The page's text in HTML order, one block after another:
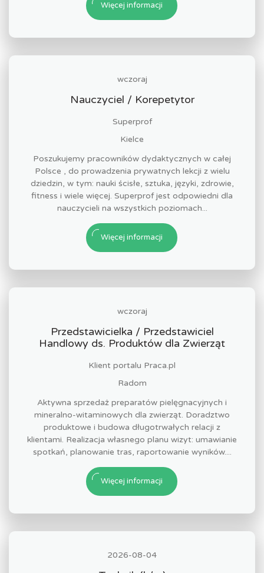
Więcej informacji
wczoraj
Nauczyciel / Korepetytor
Superprof
Kielce
Poszukujemy pracowników dydaktycznych w całej
Polsce , do prowadzenia prywatnych lekcji z wielu
dziedzin, w tym: nauki ścisłe, sztuka, języki, zdrowie,
fitness i wiele więcej. Superprof jest odpowiedni dla
nauczycieli na wszystkich poziomach...
Więcej informacji
wczoraj
Przedstawicielka / Przedstawiciel
Handlowy ds. Produktów dla Zwierząt
Klient portalu Praca.pl
Radom
Aktywna sprzedaż preparatów pielęgnacyjnych i
mineralno-witaminowych dla zwierząt. Doradztwo
produktowe i budowa długotrwałych relacji z
klientami. Realizacja własnego planu wizyt: umawianie
spotkań, planowanie tras, raportowanie wyników....
Więcej informacji
2026-08-04